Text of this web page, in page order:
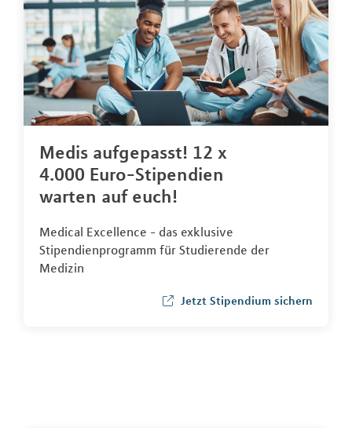
Medis aufgepasst! 12 x
4.000 Euro-Stipendien
warten auf euch!
Medical Excellence - das exklusive
Stipendienprogramm für Studierende der
Medizin
Jetzt Stipendium sichern